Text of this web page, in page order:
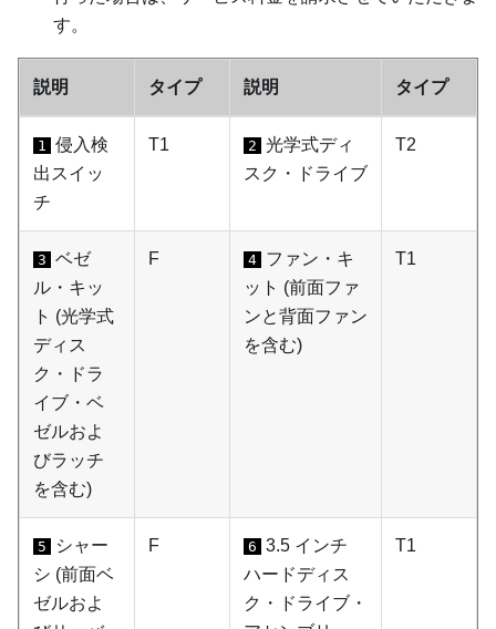
す。
説明 タイプ 説明 タイプ
1 侵入検
出スイッ
チ
T1 2 光学式ディ
スク・ドライブ
T2
3 ベゼ
ル・キッ
ト (光学式
ディス
ク・ドラ
イブ・ベ
ゼルおよ
びラッチ
を含む)
F 4 ファン・キ
ット (前面ファ
ンと背面ファン
を含む)
T1
5
シャー
シ (前面ベ
ゼルおよ
F 6 3.5 インチ
ハードディス
ク・ドライブ・
T1